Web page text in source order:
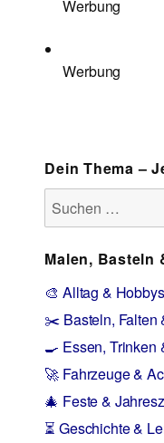
Werbung
Werbung
Dein Thema –
Suchen
nach:
Malen, Basteln
🎨 Alltag & Hobbys
✂️ Basteln, Falten
🍳 Essen, Trinken
🚀 Fahrzeuge &
🎄 Feste &
⏳ Geschichte &